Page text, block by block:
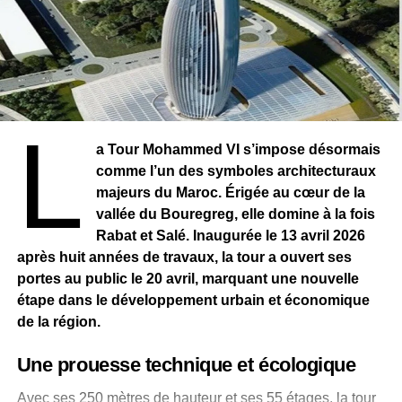
Le contexte reste particulièrement sensible. Le TPLF, qui
a dirigé l’Éthiopie pendant près de trois décennies, a été
écarté du pouvoir à l’issue de la guerre civile qui a
opposé la région au gouvernement entre 2020 et 2022.
Ce conflit a laissé des traces profondes, avec des
centaines de milliers de morts et une crise humanitaire
Malgré l’accord de paix, la normalisation reste
incomplète. Une administration intérimaire a été mise en
place, mais les tensions politiques persistent, alimentées
par des désaccords sur la gouvernance et la répartition
des ressources. La suspension des subventions fédérales
et la présence de nombreux déplacés internes accentuent
encore la fragilité de la région.
gouvernement éthiopien contre le armée soudanaise,
L
a Tour Mohammed VI s’impose désormais
comme l’un des symboles architecturaux
majeurs du Maroc. Érigée au cœur de la
vallée du Bouregreg, elle domine à la fois
Rabat et Salé. Inaugurée le 13 avril 2026
après huit années de travaux, la tour a ouvert ses
portes au public le 20 avril, marquant une nouvelle
étape dans le développement urbain et économique
de la région.
Une prouesse technique et écologique
Avec ses 250 mètres de hauteur et ses 55 étages, la tour